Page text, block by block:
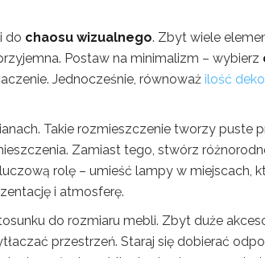
do chaosu wizualnego. Zbyt wiele
Postaw na minimalizm – wybierz
Jednocześnie, równoważ ilość
Takie rozmieszczenie tworzy puste
Zamiast tego, stwórz
rolę – umieść lampy w miejscach,
i atmosferę.
do rozmiaru mebli. Zbyt duże
przestrzeń. Staraj się dobierać